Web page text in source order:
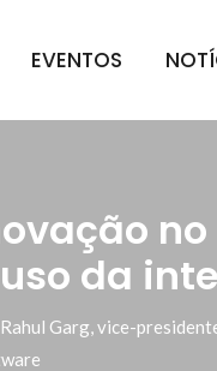
EVENTOS
da
Garg, vice-